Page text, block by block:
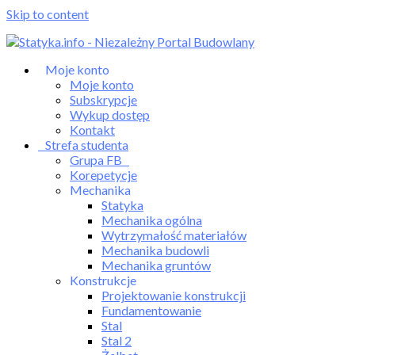
Skip to content
Moje konto
Moje konto
Subskrypcje
Wykup dostęp
Kontakt
Strefa studenta
Grupa FB
Korepetycje
Mechanika
Statyka
Mechanika ogólna
Wytrzymałość materiałów
Mechanika budowli
Mechanika gruntów
Konstrukcje
Projektowanie konstrukcji
Fundamentowanie
Stal
Stal 2